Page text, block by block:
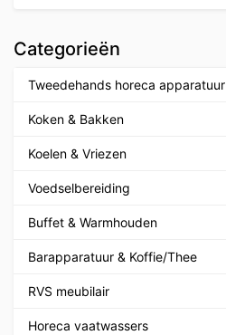
Categorieën
Tweedehands horeca apparatuur
Koken & Bakken
Koelen & Vriezen
Voedselbereiding
Buffet & Warmhouden
Barapparatuur & Koffie/Thee
RVS meubilair
Horeca vaatwassers